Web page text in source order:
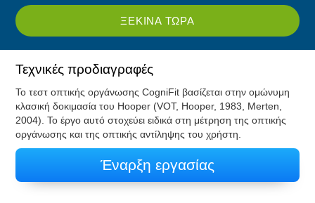
ΞΕΚΊΝΑ ΤΏΡΑ
Τεχνικές προδιαγραφές
Το τεστ οπτικής οργάνωσης CogniFit βασίζεται στην ομώνυμη
κλασική δοκιμασία του Hooper (VOT, Hooper, 1983, Merten,
2004). Το έργο αυτό στοχεύει ειδικά στη μέτρηση της οπτικής
οργάνωσης και της οπτικής αντίληψης του χρήστη.
Έναρξη εργασίας